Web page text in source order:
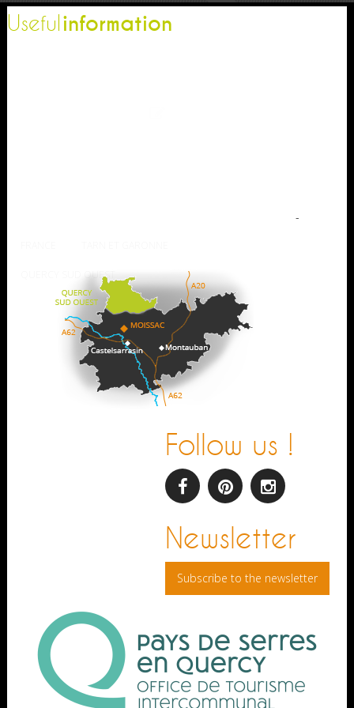
Usefulinformation
QUERCY SUD OUEST
Follow us !
facebookpinterest
Newsletter
Subscribe to the newsletter
-